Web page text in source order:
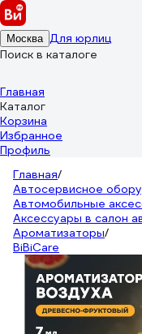
Москва Для юрлиц
Поиск в каталоге
Главная
Каталог
Корзина
Избранное
Профиль
Главная/
Автосервисное
Автомобильные
Аксессуары в салон
Ароматизаторы/
BiBiCare